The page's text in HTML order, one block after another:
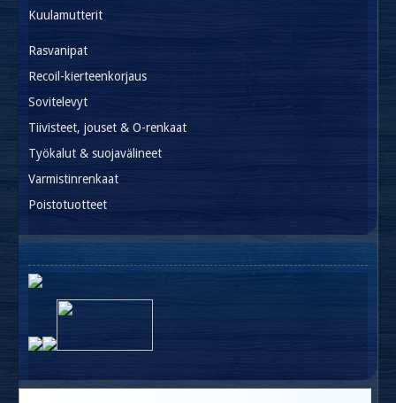
Kuulamutterit
Rasvanipat
Recoil-kierteenkorjaus
Sovitelevyt
Tiivisteet, jouset & O-renkaat
Työkalut & suojavälineet
Varmistinrenkaat
Poistotuotteet